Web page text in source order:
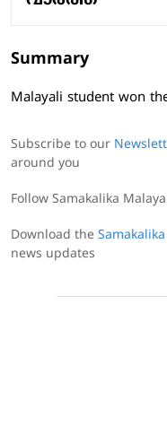
Summary
Malayali student won
Subscribe to our
around you
Follow Samakalika
Download the
news updates